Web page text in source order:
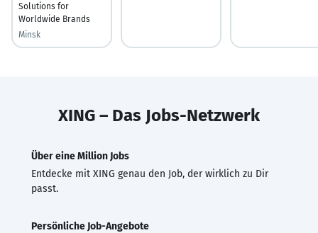
Solutions for
Worldwide Brands
Minsk
XING – Das Jobs-Netzwerk
Über eine Million Jobs
Entdecke mit XING genau den Job, der wirklich zu Dir
passt.
Persönliche Job-Angebote